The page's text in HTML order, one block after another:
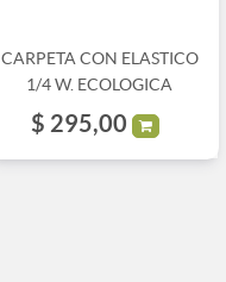
CARPETA CON ELASTICO
1/4 W. ECOLOGICA
$ 295,00